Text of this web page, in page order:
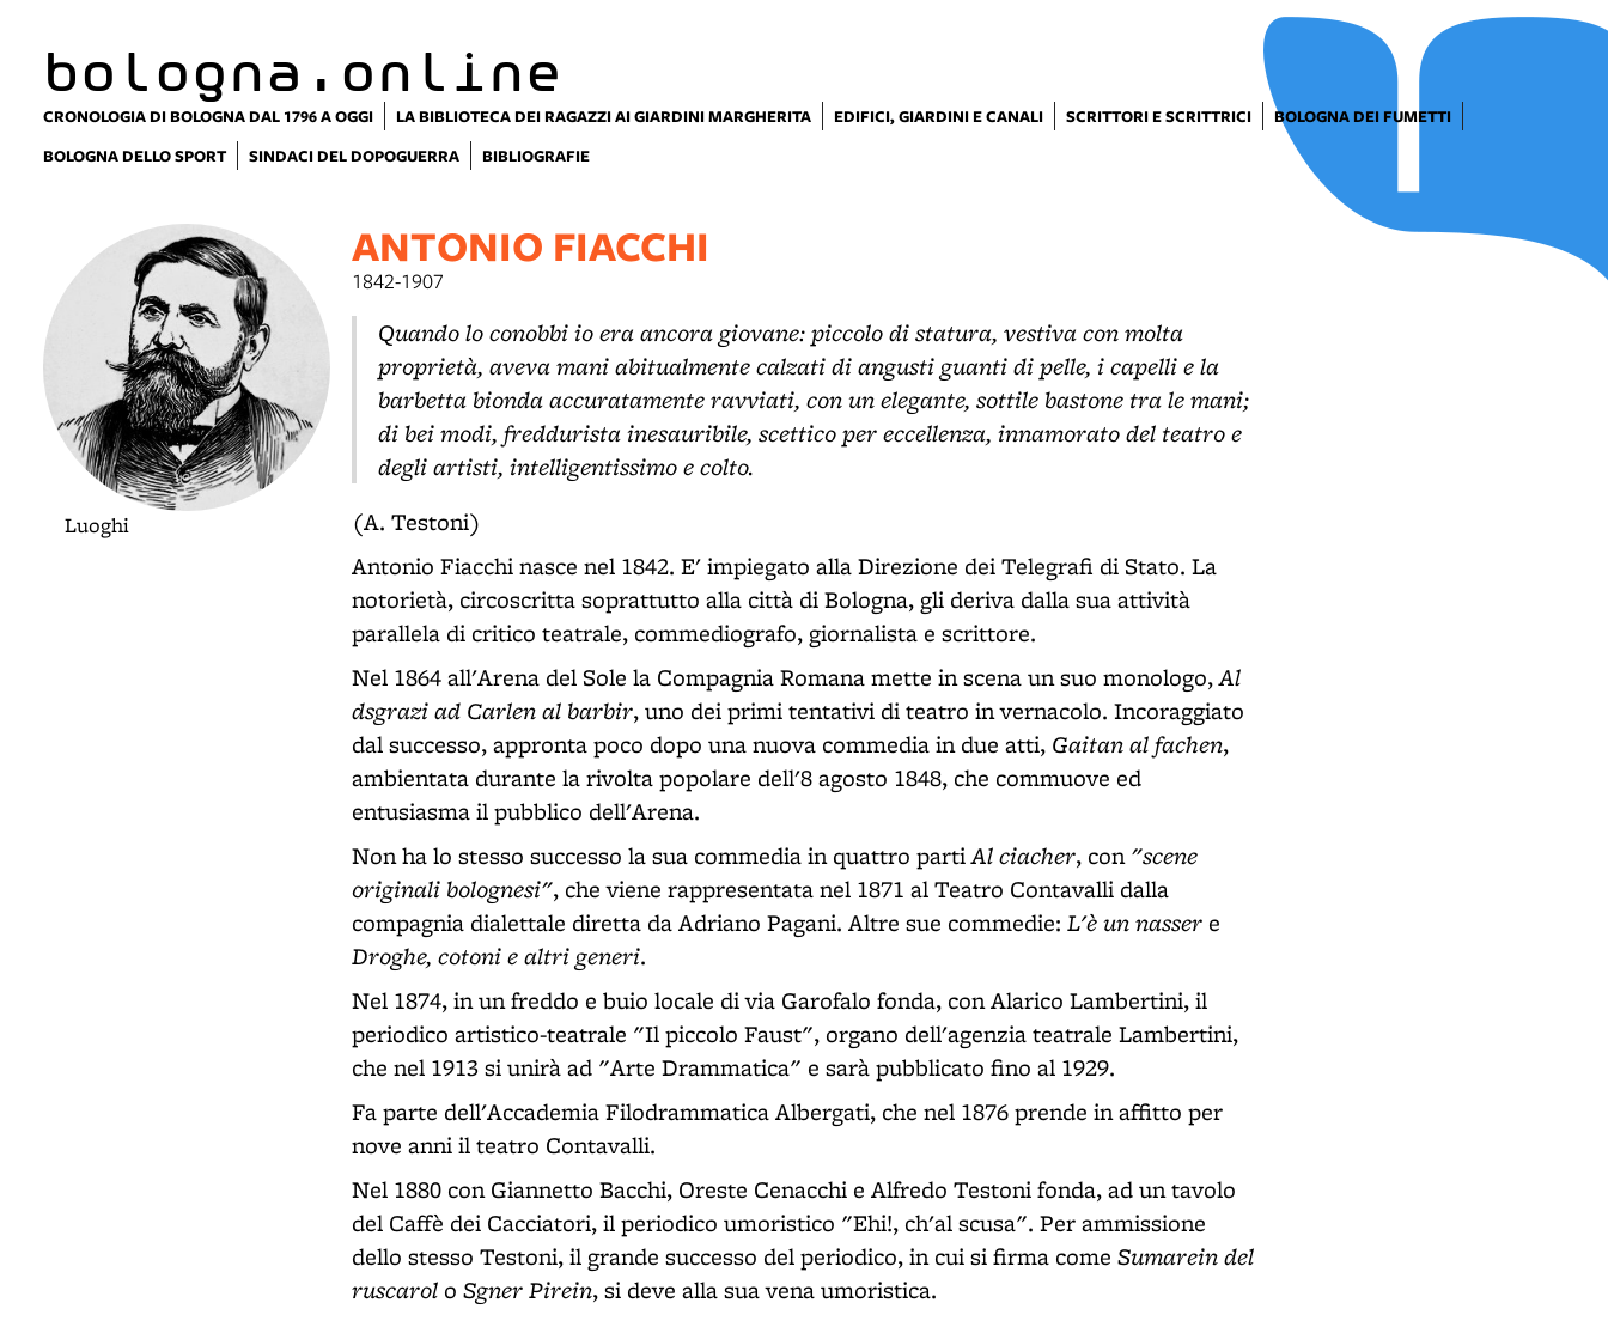
bologna.online
CRONOLOGIA DI BOLOGNA DAL 1796 A OGGI LA BIBLIOTECA DEI RAGAZZI AI GIARDINI MARGHERITA EDIFICI, GIARDINI E CANALI SCRITTORI E SCRITTRICI
BOLOGNA DEI FUMETTI
BOLOGNA DELLO SPORT
SINDACI DEL DOPOGUERRA BIBLIOGRAFIE
Luoghi
ANTONIO FIACCHI
1842-1907
Quando lo conobbi io era ancora giovane: piccolo di statura, vestiva con molta
proprietà, aveva mani abitualmente calzati di angusti guanti di pelle, i capelli e la
barbetta bionda accuratamente ravviati, con un elegante, sottile bastone tra le mani;
di bei modi, freddurista inesauribile, scettico per eccellenza, innamorato del teatro e
degli artisti, intelligentissimo e colto.
(A. Testoni)
Antonio Fiacchi nasce nel 1842. E' impiegato alla Direzione dei Telegrafi di Stato. La
notorietà, circoscritta soprattutto alla città di Bologna, gli deriva dalla sua attività
parallela di critico teatrale, commediografo, giornalista e scrittore.
Nel 1864 all'Arena del Sole la Compagnia Romana mette in scena un suo monologo,Al
dsgrazi ad Carlen al barbir, uno dei primi tentativi di teatro in vernacolo. Incoraggiato
dal successo, appronta poco dopo una nuova commedia in due atti, Gaitan al fachen,
ambientata durante la rivolta popolare dell'8 agosto 1848, che commuove ed
entusiasma il pubblico dell'Arena.
Non ha lo stesso successo la sua commedia in quattro partiAl ciacher, con"scene
originali bolognesi", che viene rappresentata nel 1871 al Teatro Contavalli dalla
compagnia dialettale diretta da Adriano Pagani. Altre sue commedie: L'è un nasser e
Droghe, cotoni e altri generi.
Nel 1874, in un freddo e buio locale di via Garofalo fonda, con Alarico Lambertini, il
periodico artistico-teatrale "Il piccolo Faust", organo dell'agenzia teatrale Lambertini,
che nel 1913 si unirà ad "Arte Drammatica" e sarà pubblicato fino al 1929.
Fa parte dell'Accademia Filodrammatica Albergati, che nel 1876 prende in affitto per
nove anni il teatro Contavalli.
Nel 1880 con Giannetto Bacchi, Oreste Cenacchi e Alfredo Testoni fonda, ad un tavolo
del Caffè dei Cacciatori, il periodico umoristico "Ehi!, ch'al scusa". Per ammissione
dello stesso Testoni, il grande successo del periodico, in cui si firma come Sumarein del
ruscarol o Sgner Pirein, si deve alla sua vena umoristica.